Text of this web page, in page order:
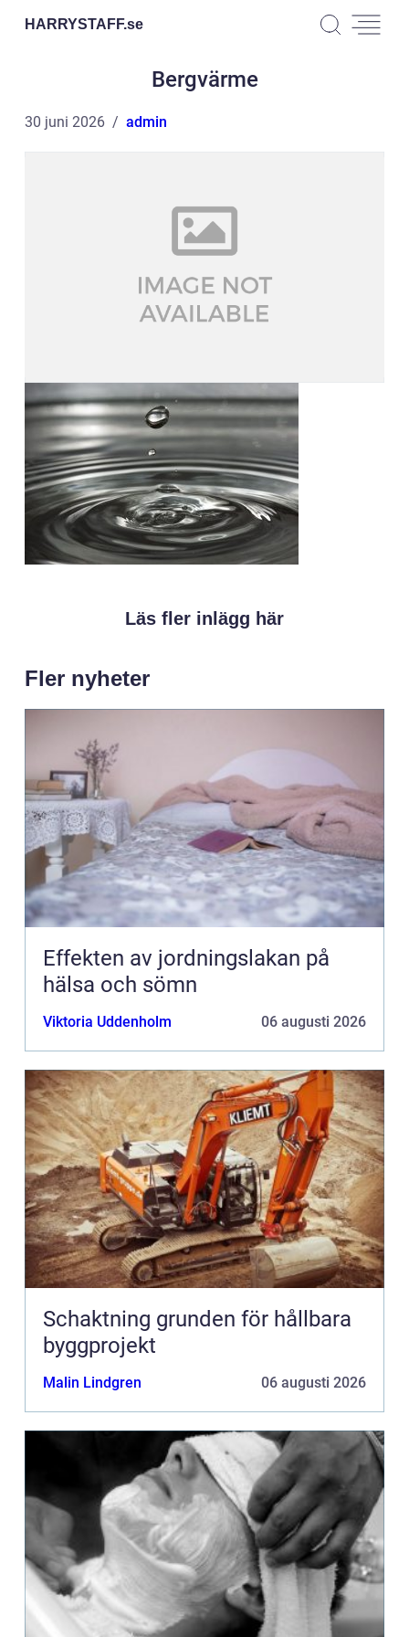
HARRYSTAFF.se
Bergvärme
30 juni 2026 admin
Läs fler inlägg här
Fler nyheter
Effekten av jordningslakan på
hälsa och sömn
Viktoria Uddenholm 06 augusti 2026
Schaktning grunden för hållbara
byggprojekt
Malin Lindgren 06 augusti 2026